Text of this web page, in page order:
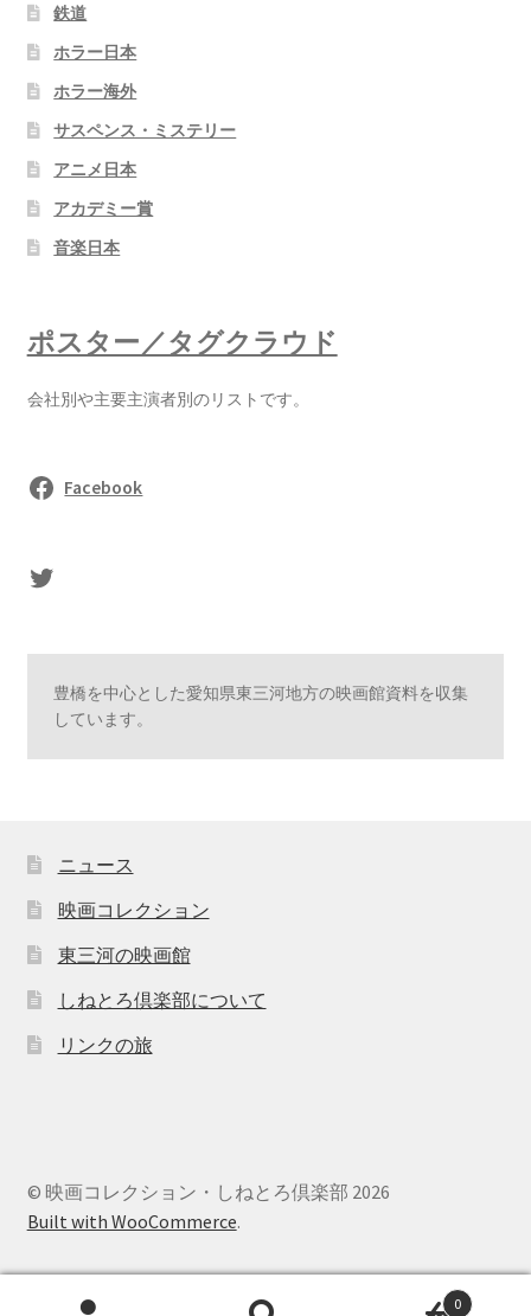
鉄道
ホラー日本
ホラー海外
サスペンス・ミステリー
アニメ日本
アカデミー賞
音楽日本
ポスター／タグクラウド
会社別や主要主演者別のリストです。
Facebook
sasaki's Twitter
豊橋を中心とした愛知県東三河地方の映画館資料を収集
しています。
ニュース
映画コレクション
東三河の映画館
しねとろ倶楽部について
リンクの旅
© 映画コレクション・しねとろ倶楽部 2026
Built with WooCommerce.
0